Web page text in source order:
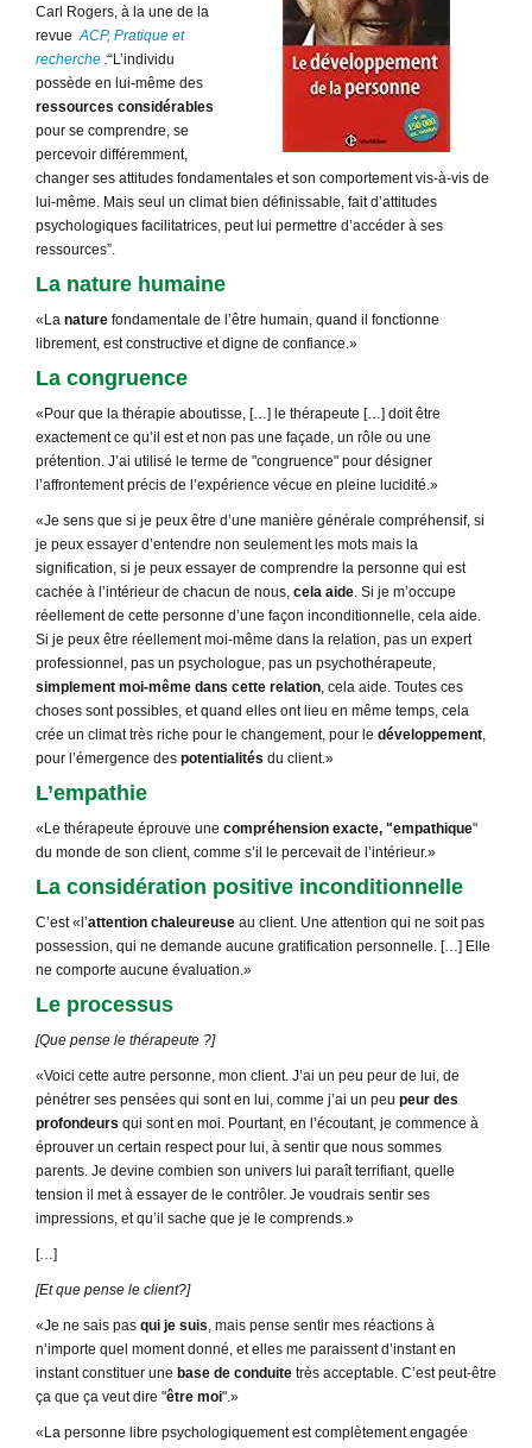
Carl Rogers, à la une de la
revue ACP, Pratique et
recherche :“L’individu
possède en lui-même des
ressources considérables
pour se comprendre, se
percevoir différemment,
changer ses attitudes fondamentales et son comportement vis-à-vis de
lui-même. Mais seul un climat bien définissable, fait d’attitudes
psychologiques facilitatrices, peut lui permettre d’accéder à ses
ressources”.
La nature humaine
«La nature fondamentale de l’être humain, quand il fonctionne
librement, est constructive et digne de confiance.»
La congruence
«Pour que la thérapie aboutisse, […] le thérapeute […] doit être
exactement ce qu’il est et non pas une façade, un rôle ou une
prétention. J’ai utilisé le terme de ʺcongruenceʺ pour désigner
l’affrontement précis de l’expérience vécue en pleine lucidité.»
«Je sens que si je peux être d’une manière générale compréhensif, si
je peux essayer d’entendre non seulement les mots mais la
signification, si je peux essayer de comprendre la personne qui est
cachée à l’intérieur de chacun de nous, cela aide. Si je m’occupe
réellement de cette personne d’une façon inconditionnelle, cela aide.
Si je peux être réellement moi-même dans la relation, pas un expert
professionnel, pas un psychologue, pas un psychothérapeute,
simplement moi-même dans cette relation, cela aide. Toutes ces
choses sont possibles, et quand elles ont lieu en même temps, cela
crée un climat très riche pour le changement, pour le développement,
pour l’émergence des potentialités du client.»
L’empathie
«Le thérapeute éprouve une compréhension exacte, ʺempathiqueʺ
du monde de son client, comme s’il le percevait de l’intérieur.»
La considération positive inconditionnelle
C’est «l’attention chaleureuse au client. Une attention qui ne soit pas
possession, qui ne demande aucune gratification personnelle. […] Elle
ne comporte aucune évaluation.»
Le processus
[Que pense le thérapeute ?]
«Voici cette autre personne, mon client. J’ai un peu peur de lui, de
pénétrer ses pensées qui sont en lui, comme j’ai un peu peur des
profondeurs qui sont en moi. Pourtant, en l’écoutant, je commence à
éprouver un certain respect pour lui, à sentir que nous sommes
parents. Je devine combien son univers lui paraît terrifiant, quelle
tension il met à essayer de le contrôler. Je voudrais sentir ses
impressions, et qu’il sache que je le comprends.»
[…]
[Et que pense le client?]
«Je ne sais pas qui je suis, mais pense sentir mes réactions à
n’importe quel moment donné, et elles me paraissent d’instant en
instant constituer une base de conduite très acceptable. C’est peut-être
ça que ça veut dire ʺêtre moiʺ.»
«La personne libre psychologiquement est complètement engagée